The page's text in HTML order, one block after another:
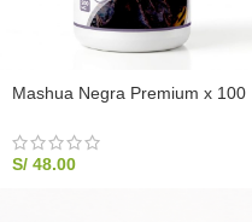
Mashua Negra Premium x 100
S/ 48.00